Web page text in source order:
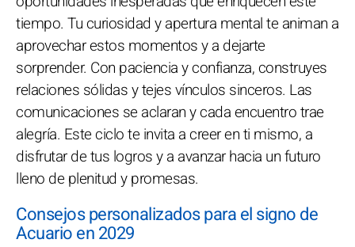
tiempo. Tu curiosidad y apertura mental te animan a
aprovechar estos momentos y a dejarte
sorprender. Con paciencia y confianza, construyes
relaciones sólidas y tejes vínculos sinceros. Las
comunicaciones se aclaran y cada encuentro trae
alegría. Este ciclo te invita a creer en ti mismo, a
disfrutar de tus logros y a avanzar hacia un futuro
lleno de plenitud y promesas.
Consejos personalizados para el signo de
Acuario en 2029